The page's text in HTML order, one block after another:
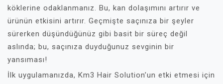
köklerine odaklanmanız. Bu, kan dolaşımını artırır ve
ürünün etkisini artırır. Geçmişte saçınıza bir şeyler
sürerken düşündüğünüz gibi basit bir süreç değil
aslında; bu, saçınıza duyduğunuz sevginin bir
yansıması!
İlk uygulamanızda, Km3 Hair Solution’un etki etmesi için